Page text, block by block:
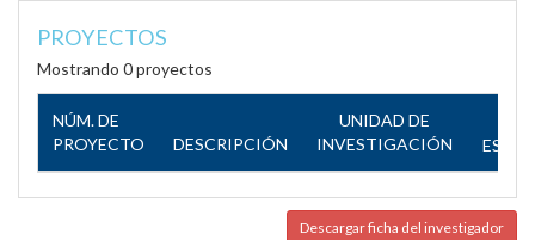
PROYECTOS
Mostrando 0 proyectos
NÚM. DE
PROYECTO
DESCRIPCIÓN
UNIDAD DE
INVESTIGACIÓN
Descargar ficha del investigador